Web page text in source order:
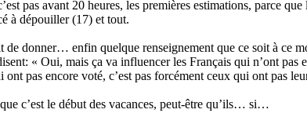
pas avant 20 heures, les premières estimations, parce
à dépouiller (17) et tout.
de donner… enfin quelque renseignement que ce soit à ce
« Oui, mais ça va influencer les Français qui n’ont
ont pas encore voté, c’est pas forcément ceux qui ont pas
c’est le début des vacances, peut-être qu’ils… si…